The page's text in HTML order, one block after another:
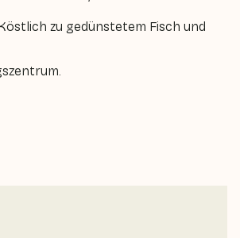
zu gedünstetem Fisch und